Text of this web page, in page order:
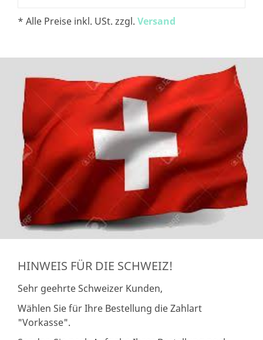
* Alle Preise inkl. USt. zzgl. Versand
HINWEIS FÜR DIE SCHWEIZ!
Sehr geehrte Schweizer Kunden,
Wählen Sie für Ihre Bestellung die Zahlart
"Vorkasse".